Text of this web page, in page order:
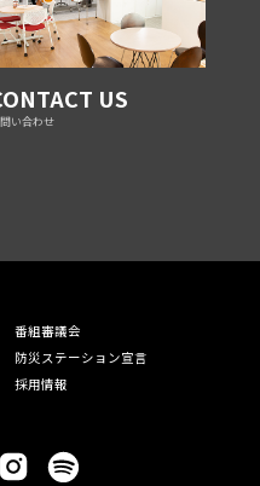
US
い合わせ
番組審議会
防災ステーション宣言
採用情報